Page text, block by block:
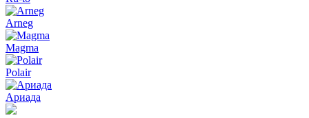
Arneg
Magma
Polair
Ариада